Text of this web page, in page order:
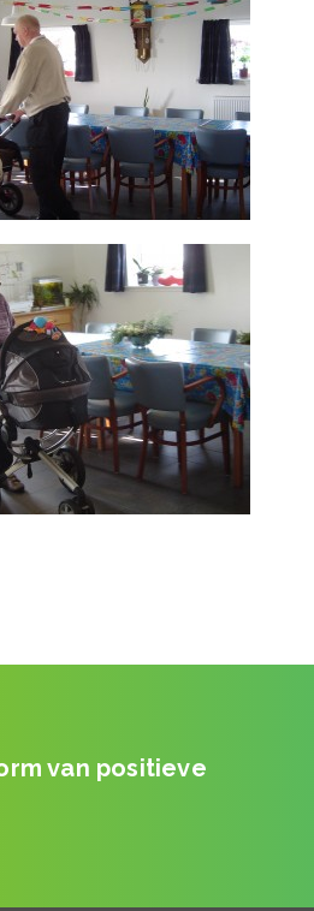
van positieve